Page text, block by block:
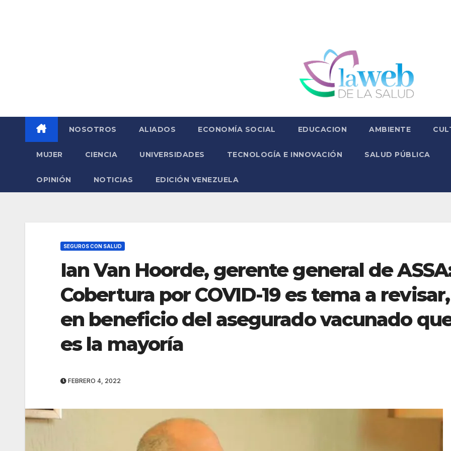
NOSOTROS ALIADOS ECONOMÍA SOCIAL EDUCACION AMBIENTE
MUJER CIENCIA UNIVERSIDADES TECNOLOGÍA E INNOVACIÓN SALUD PÚBLICA
OPINIÓN NOTICIAS EDICIÓN VENEZUELA
SEGUROS CON SALUD
Ian Van Hoorde, gerente general de
Cobertura por COVID-19 es tema a revisar,
en beneficio del asegurado vacunado
es la mayoría
FEBRERO 4, 2022